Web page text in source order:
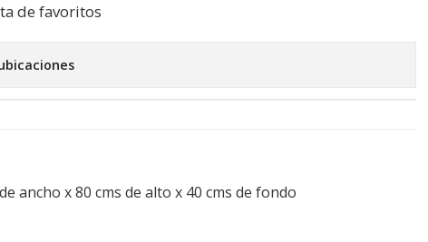
de favoritos
ancho x 80 cms de alto x 40 cms de fondo